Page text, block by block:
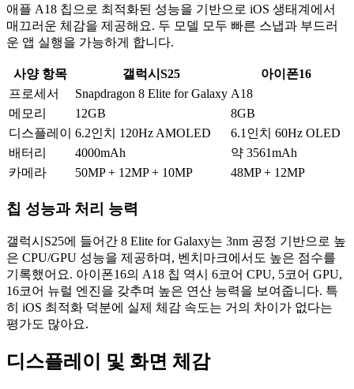
애플 A18 칩으로 최적화된 성능을 기반으로 iOS 생태계에서
매끄러운 체감을 제공해요. 두 모델 모두 빠른 스냅과 부드러
운 앱 실행을 가능하게 합니다.
사양 항목 갤럭시S25
아이폰16
프로세서
Snapdragon 8 Elite for Galaxy A18
메모리
12GB
8GB
디스플레이
6.2인치 120Hz AMOLED
6.1인치 60Hz OLED
배터리
4000mAh
약 3561mAh
카메라
50MP + 12MP + 10MP 48MP + 12MP
칩 성능과 처리 능력
갤럭시S25에 들어간 8 Elite for Galaxy는 3nm 공정 기반으로 높
은 CPU/GPU 성능을 제공하며, 벤치마크에서도 높은 점수를
기록했어요. 아이폰16의 A18 칩 역시 6코어 CPU, 5코어 GPU,
16코어 뉴럴 엔진을 갖추며 높은 연산 능력을 보여줍니다. 특
히 iOS 최적화 덕분에 실제 체감 속도는 거의 차이가 없다는
평가도 많아요.
디스플레이 및 화면 체감